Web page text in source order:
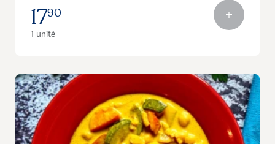
1790
1 unité